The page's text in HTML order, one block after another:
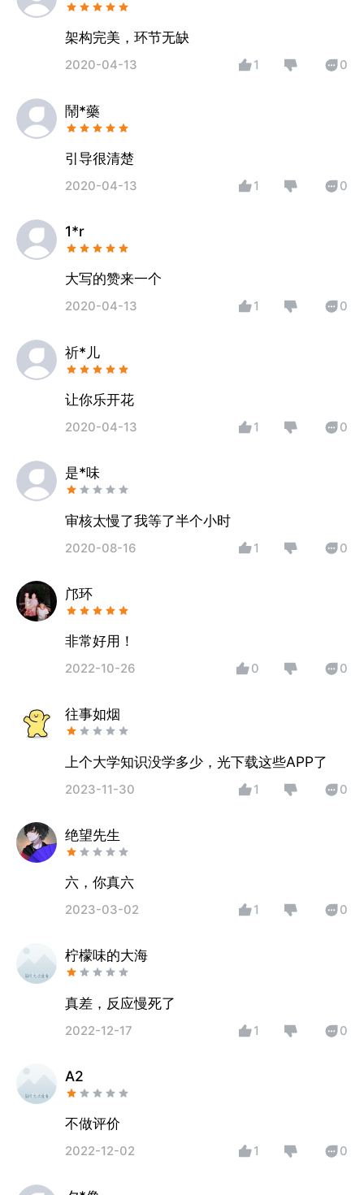
架构完美，环节无缺
2020-04-13 1 0
鬧*藥
引导很清楚
2020-04-13 1 0
1*r
大写的赞来一个
2020-04-13 1 0
祈*儿
让你乐开花
2020-04-13 1 0
是*味
审核太慢了我等了半个小时
2020-08-16 1 0
邝环
非常好用！
2022-10-26 0 0
往事如烟
上个大学知识没学多少，光下载这些APP了
2023-11-30 1 0
绝望先生
六，你真六
2023-03-02 1 0
柠檬味的大海
真差，反应慢死了
2022-12-17 1 0
A2
不做评价
2022-12-02 1 0